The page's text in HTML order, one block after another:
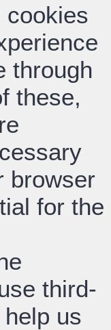
cookies
through
these,
browser
for the
third-
us